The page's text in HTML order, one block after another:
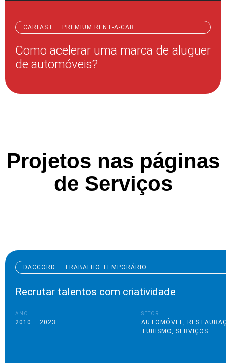
CARFAST – PREMIUM RENT-A-CAR
Como acelerar uma marca de aluguer
de automóveis?
Projetos nas páginas
de Serviços
DACCORD – TRABALHO TEMPORÁRIO
Recrutar talentos com criatividade
ANO
2010 – 2023
SETOR
AUTOMÓVEL,
TURISMO, SERVIÇOS